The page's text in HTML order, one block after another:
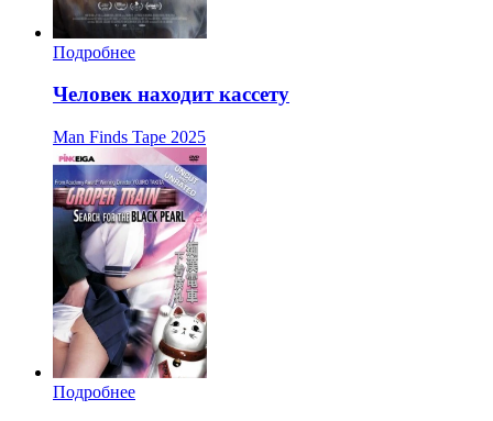
Подробнее
Человек находит кассету
Man Finds Tape 2025
Подробнее